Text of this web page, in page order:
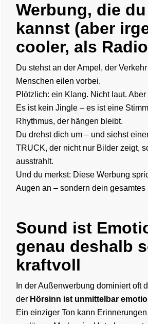
Werbung, die
kannst (aber
cooler, als
Du stehst an der Ampel, der
Menschen eilen vorbei.
Plötzlich: ein Klang. Nicht laut. Aber
Es ist kein Jingle – es ist eine
Rhythmus, der hängen bleibt.
Du drehst dich um – und siehst
TRUCK, der nicht nur Bilder zeigt,
ausstrahlt.
Und du merkst: Diese Werbung
Augen an – sondern dein gesamtes
Sound ist
genau deshalb
kraftvoll
In der Außenwerbung dominiert oft
der Hörsinn ist unmittelbar
Ein einziger Ton kann